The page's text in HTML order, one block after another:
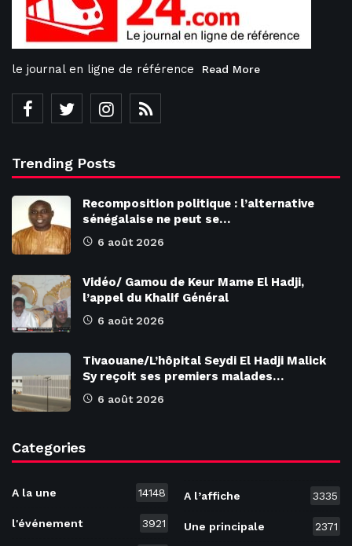
le journal en ligne de référence Read More
Trending Posts
Recomposition politique : l’alternative
sénégalaise ne peut se…
6 août 2026
Vidéo/ Gamou de Keur Mame El Hadji,
l’appel du Khalif Général
6 août 2026
Tivaouane/L’hôpital Seydi El Hadji Malick
Sy reçoit ses premiers malades…
6 août 2026
Categories
A la une 14148
l'événement 3921
A l’affiche 3335
Une principale 2371